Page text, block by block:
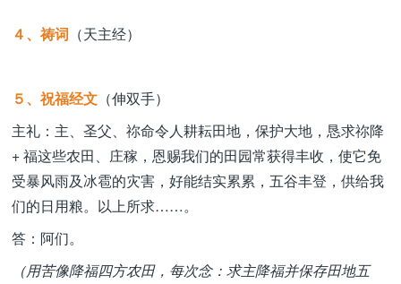
４、祷词 （天主经）
５、祝福经文 （伸双手）
主礼：主、圣父、祢命令人耕耘田地，保护大地，恳求祢降
+ 福这些农田、庄稼，恩赐我们的田园常获得丰收，使它免
受暴风雨及冰雹的灾害，好能结实累累，五谷丰登，供给我
们的日用粮。以上所求……。
答：阿们。
（用苦像降福四方农田，每次念：求主降福并保存田地五